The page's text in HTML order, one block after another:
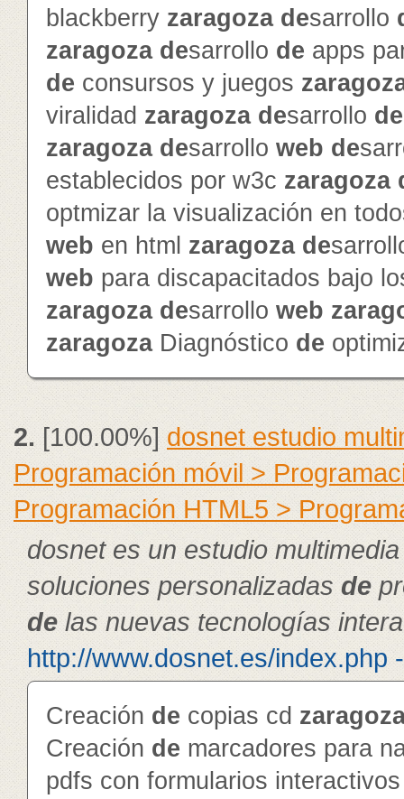
blackberry zaragoza desarrollo
zaragoza desarrollo de apps
de consursos y juegos
viralidad zaragoza desarrollo de
zaragoza desarrollo web de
establecidos por w3c zaragoza
optmizar la visualización en
web en html zaragoza de
web para discapacitados bajo
zaragoza desarrollo web
zaragozaDiagnóstico de
2. [100.00%]dosnet estudio
Programación móvil >
Programación HTML5 >
dosnet es un estudio
soluciones personalizadasde
delas nuevas tecnologías
http://www.dosnet.es/index.php
Creación de copias cd
Creación de marcadores para
pdfs con formularios